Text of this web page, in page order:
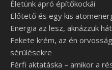
Életünk apró építőkockái
Előtető és egy kis
Energia az lesz, aknázzuk
Fekete krém, az én
sérülésekre
Férfi aktatáska – amikor a